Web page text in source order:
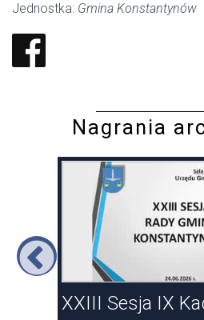
Jednostka: Gmina Konstantynów
Nagrania
XXIII Sesja IX